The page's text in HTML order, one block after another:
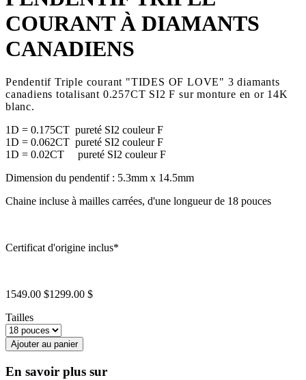
COURANT À DIAMANTS
CANADIENS
Pendentif Triple courant "TIDES OF LOVE" 3 diamants
canadiens totalisant 0.257CT SI2 F sur monture en or 14K
blanc.
1D = 0.175CT pureté SI2 couleur F
1D = 0.062CT pureté SI2 couleur F
1D = 0.02CT pureté SI2 couleur F
Dimension du pendentif : 5.3mm x 14.5mm
Chaine incluse à mailles carrées, d'une longueur de 18 pouces
Certificat d'origine inclus*
1549.00 $1299.00 $
Tailles
Ajouter au panier
En savoir plus sur